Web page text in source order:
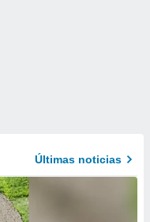
Últimas noticias